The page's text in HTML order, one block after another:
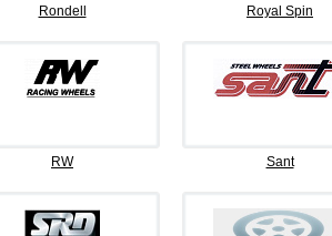
Rondell Royal Spin
RW Sant